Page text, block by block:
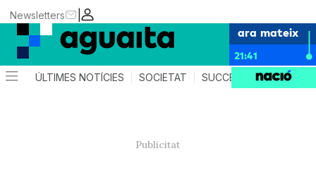
|
Newsletters
ara mateix
21:41
ÚLTIMES NOTÍCIES SOCIETAT SUCCESSOS AGENDA